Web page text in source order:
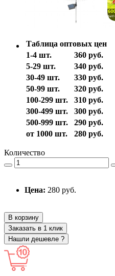
Таблица оптовых цен
1-4 шт.
360 руб.
5-29 шт.
340 руб.
30-49 шт.
330 руб.
50-99 шт.
320 руб.
100-299 шт.
310 руб.
300-499 шт.
300 руб.
500-999 шт.
290 руб.
от 1000 шт.
280 руб.
Количество
Цена: 280 руб.
В корзину
Заказать в 1 клик
Нашли дешевле ?